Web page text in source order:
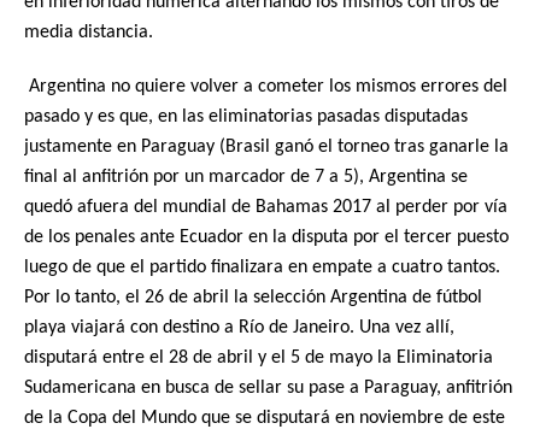
media distancia.
Argentina no quiere volver a cometer los mismos errores del
pasado y es que, en las eliminatorias pasadas disputadas
justamente en Paraguay (Brasil ganó el torneo tras ganarle la
final al anfitrión por un marcador de 7 a 5), Argentina se
quedó afuera del mundial de Bahamas 2017 al perder por vía
de los penales ante Ecuador en la disputa por el tercer puesto
luego de que el partido finalizara en empate a cuatro tantos.
Por lo tanto, el 26 de abril la selección Argentina de fútbol
playa viajará con destino a Río de Janeiro. Una vez allí,
disputará entre el 28 de abril y el 5 de mayo la Eliminatoria
Sudamericana en busca de sellar su pase a Paraguay, anfitrión
de la Copa del Mundo que se disputará en noviembre de este